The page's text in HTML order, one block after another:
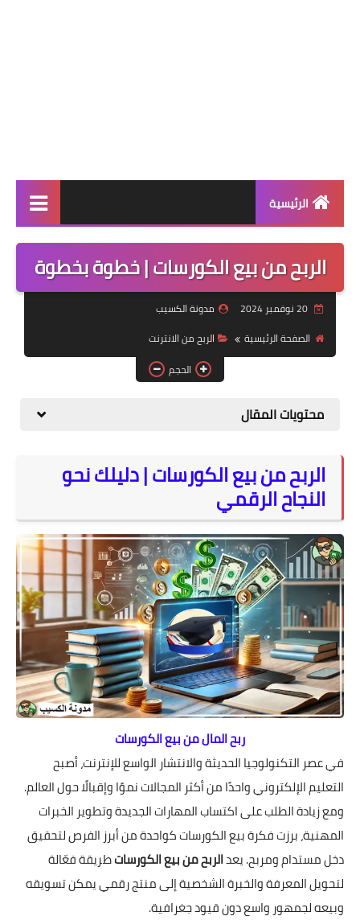
الرئيسية
الربح من الانترنت
الالعاب
التطبيقات
التقنية
المواقع
الربح من بيع الكورسات | خطوة بخطوة
20 نوفمبر 2024
مدونة الكسيب
الصفحة الرئيسية
الربح من الانترنت
الحجم
محتويات المقال
الربح من بيع الكورسات | دليلك نحو
النجاح الرقمي
ربح المال من بيع الكورسات
في عصر التكنولوجيا الحديثة والانتشار الواسع للإنترنت، أصبح
التعليم الإلكتروني واحدًا من أكثر المجالات نموًا وإقبالًا حول العالم.
ومع زيادة الطلب على اكتساب المهارات الجديدة وتطوير الخبرات
المهنية، برزت فكرة بيع الكورسات كواحدة من أبرز الفرص لتحقيق
دخل مستدام ومربح. يعدالربح من بيع الكورساتطريقة فعّالة
لتحويل المعرفة والخبرة الشخصية إلى منتج رقمي يمكن تسويقه
وبيعه لجمهور واسع دون قيود جغرافية.